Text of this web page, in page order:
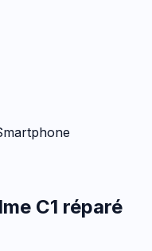
C1 réparé